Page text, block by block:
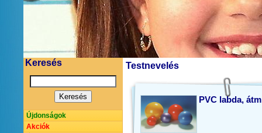
Keresés
Újdonságok
Akciók
Testnevelés
PVC labda,